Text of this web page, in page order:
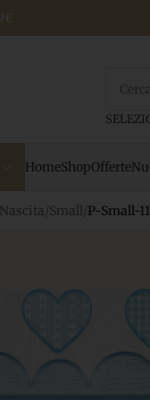
HomeShopOfferte
Nascita /Small /P-Small-